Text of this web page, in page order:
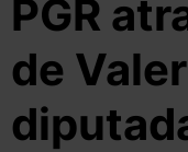
PGR
de